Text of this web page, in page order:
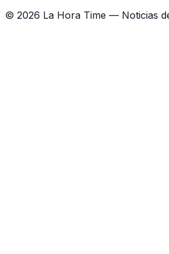
© 2026 La Hora Time — Noticias